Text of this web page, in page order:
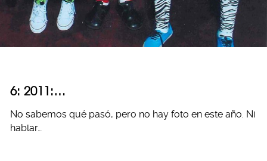
6: 2011:…
No sabemos qué pasó, pero no hay foto en este año. Ni
hablar…